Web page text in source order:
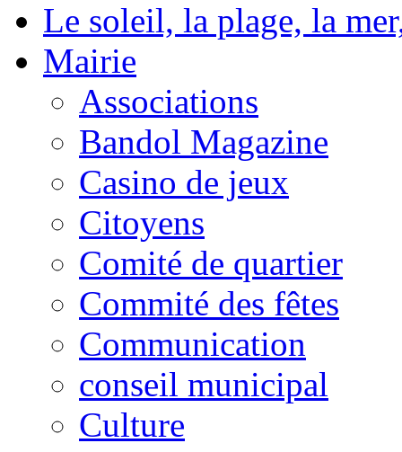
Le soleil, la plage, la
Mairie
Associations
Bandol Magazine
Casino de jeux
Citoyens
Comité de quartier
Commité des fêtes
Communication
conseil municipal
Culture